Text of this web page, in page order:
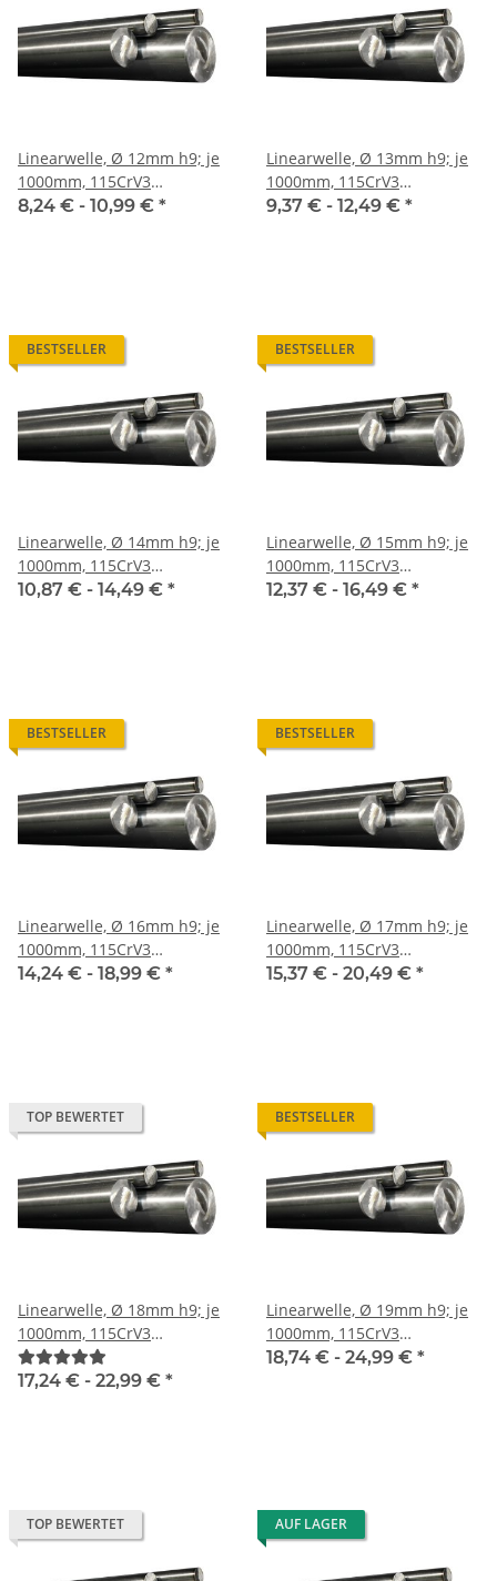
Linearwelle, Ø 12mm h9; je
1000mm, 115CrV3
geschliffen und poliert
8,24 € - 10,99 € *
Linearwelle, Ø 13mm h9; je
1000mm, 115CrV3
geschliffen und poliert
9,37 € - 12,49 € *
BESTSELLER
Linearwelle, Ø 14mm h9; je
1000mm, 115CrV3
geschliffen und poliert
10,87 € - 14,49 € *
BESTSELLER
Linearwelle, Ø 15mm h9; je
1000mm, 115CrV3
geschliffen und poliert
12,37 € - 16,49 € *
BESTSELLER
Linearwelle, Ø 16mm h9; je
1000mm, 115CrV3
geschliffen und poliert
14,24 € - 18,99 € *
BESTSELLER
Linearwelle, Ø 17mm h9; je
1000mm, 115CrV3
geschliffen und poliert
15,37 € - 20,49 € *
TOP BEWERTET
Linearwelle, Ø 18mm h9; je
1000mm, 115CrV3
geschliffen und poliert
17,24 € - 22,99 € *
BESTSELLER
Linearwelle, Ø 19mm h9; je
1000mm, 115CrV3
geschliffen und poliert
18,74 € - 24,99 € *
TOP BEWERTET AUF LAGER